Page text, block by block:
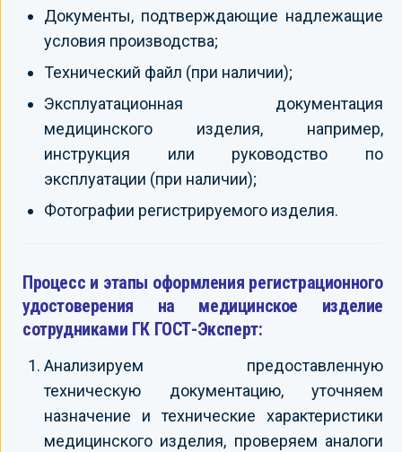
Документы, подтверждающие надлежащие
условия производства;
Технический файл (при наличии);
Эксплуатационная документация
медицинского изделия, например,
инструкция или руководство по
эксплуатации (при наличии);
Фотографии регистрируемого изделия.
Процесс и этапы оформления регистрационного
удостоверения на медицинское изделие
сотрудниками ГК ГОСТ-Эксперт:
Анализируем предоставленную
техническую документацию, уточняем
назначение и технические характеристики
медицинского изделия, проверяем аналоги